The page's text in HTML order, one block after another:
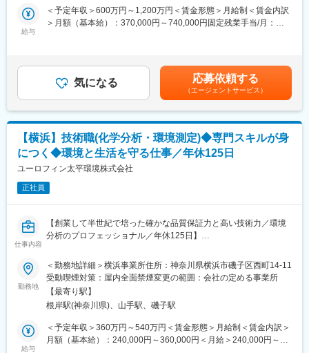
メンバーが活躍しています。
率化の課題を解決することがミッションです。
◇データ解析スキルに加えて、現場理解も必要になり、数字だけ
上長の許可を前提にリモートワークは可能です。
■当ポジションの魅力：
◇排水処理データの解析を通じて、現場の課題を「見える化」
し、解決に貢献
◇顧客から感謝され、社会貢献への貢献をダイレクトに実感
◇AIやIoT技術、また生物工学の進展に伴い、データ活用が進展し
ている業界
変更の範囲：会社の定める業務
給与
＜予定年収＞600万円～1,200万円＜賃金形態＞月給制＜賃金内訳
＞月額（基本給）：370,000円～740,000円固定残業手当/月：
経験やスキルを考慮して決定します。■賞与：年2回（7月、12
月）賃金はあくまでも目安の金額であり、選考を通じて上下する
可能性があります。月給(月額)は固定手当を含めた表記です。
気になる 応募依頼する
（エージェントサービス）
【横浜】技術職(化学分析・環境測定)◆専門スキルが身
につく◆環境と生活を守る仕事／年休125日
ユーロフィン太平環境株式会社
正社員
仕事内容
【創業して半世紀で培った確かな品質保証力と高い技術力／環境
分析のプロフェッショナル／年休125日】
■業務内容：
(1)分析業務(主に水質分析)
(2)分析試料採取
(3)環境測定業務
■魅力
【実績豊富な認定検査機関です】
勤務地
＜勤務地詳細＞横浜事業所住所：神奈川県横浜市磯子区西町14-11
受動喫煙対策：屋内全面禁煙変更の範囲：会社の定める事業所
【最寄り駅】
根岸駅(神奈川県)、山手駅、磯子駅
給与
＜予定年収＞360万円～540万円＜賃金形態＞月給制＜賃金内訳＞
月額（基本給）：240,000円～360,000円＜月給＞240,000円～